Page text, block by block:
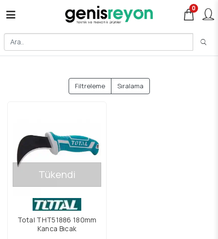
0
Filtreleme Sıralama
Tükendi
Total THT51886 180mm
Kanca Bıçak